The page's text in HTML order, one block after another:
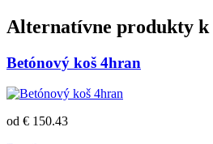
Alternatívne produkty k
Betónový koš 4hran
od € 150.43